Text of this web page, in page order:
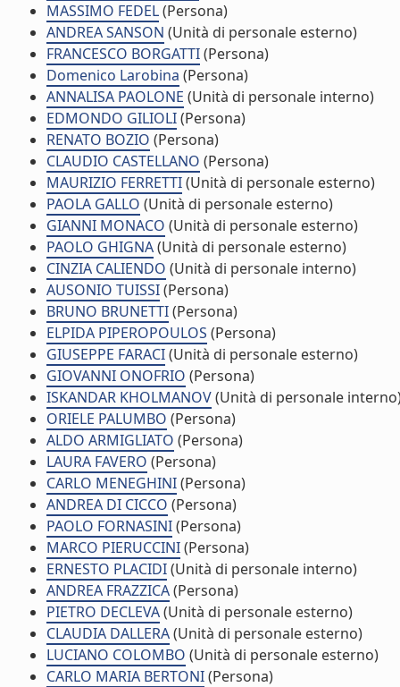
MASSIMO FEDEL(Persona)
ANDREA SANSON (Unità di personale esterno)
FRANCESCO BORGATTI(Persona)
Domenico Larobina (Persona)
ANNALISA PAOLONE (Unità di personale interno)
EDMONDO GILIOLI(Persona)
RENATO BOZIO (Persona)
CLAUDIO CASTELLANO (Persona)
MAURIZIO FERRETTI(Unità di personale esterno)
PAOLA GALLO (Unità di personale esterno)
GIANNI MONACO (Unità di personale esterno)
PAOLO GHIGNA(Unità di personale esterno)
CINZIA CALIENDO (Unità di personale interno)
AUSONIO TUISSI(Persona)
BRUNO BRUNETTI(Persona)
ELPIDA PIPEROPOULOS (Persona)
GIUSEPPE FARACI(Unità di personale esterno)
GIOVANNI ONOFRIO (Persona)
ISKANDAR KHOLMANOV(Unità di personale
ORIELE PALUMBO (Persona)
ALDO ARMIGLIATO (Persona)
LAURA FAVERO (Persona)
CARLO MENEGHINI(Persona)
ANDREA DI CICCO (Persona)
PAOLO FORNASINI(Persona)
MARCO PIERUCCINI(Persona)
ERNESTO PLACIDI(Unità di personale interno)
ANDREA FRAZZICA(Persona)
PIETRO DECLEVA(Unità di personale esterno)
CLAUDIA DALLERA(Unità di personale esterno)
LUCIANO COLOMBO (Unità di personale esterno)
CARLO MARIA BERTONI(Persona)